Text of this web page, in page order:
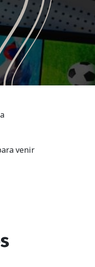
venir